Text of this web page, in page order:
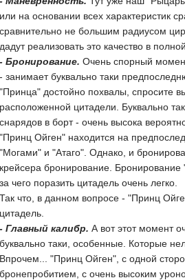
или на основании всех характеристик
сравнительно не большим радиусом
дадут реализовать это качество в
- Бронирование.Очень спорный
- занимает буквально таки
"Принца" достойно похвалы, спросите
расположенной цитадели. Буквально
снарядов в борт - очень высока
"Принц Ойген" находится на
"Могами" и "Атаго". Однако, и
крейсера бронирование.
за чего поразить цитадель очень легко.
Так что, в данном вопросе - "Принц
цитадель.
- Главный калибр.А вот этот момент
буквально таки, особенные. Которые
Впрочем... "Принц Ойген", с одной
бронепробитием, с очень высоким